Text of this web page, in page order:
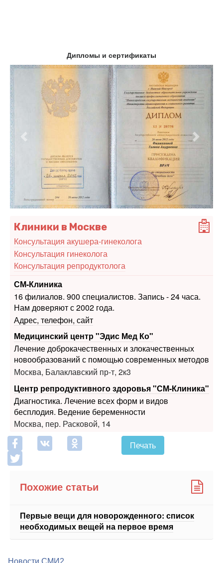
Дипломы и сертификаты
Предыдущий
Клиники в Москве
Консультация акушера-гинеколога
Консультация гинеколога
Консультация репродуктолога
СМ-Клиника
16 филиалов. 900 специалистов. Запись - 24 часа.
Нам доверяют с 2002 года.
Адрес, телефон, сайт
Медицинский центр "Эдис Мед Ко"
Лечение доброкачественных и злокачественных
новообразований с помощью современных методов
Москва, Балаклавский пр-т, 2к3
Центр репродуктивного здоровья "СМ-Клиника"
Диагностика. Лечение всех форм и видов
бесплодия. Ведение беременности
Москва, пер. Расковой, 14
Печать
Похожие статьи
Первые вещи для новорожденного: список
необходимых вещей на первое время
Новости СМИ2